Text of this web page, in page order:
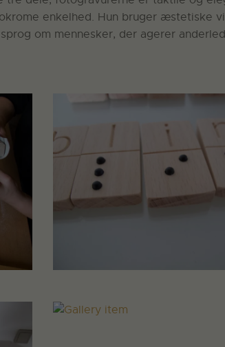
enkelhed. Hun bruger æstetiske
om mennesker, der agerer